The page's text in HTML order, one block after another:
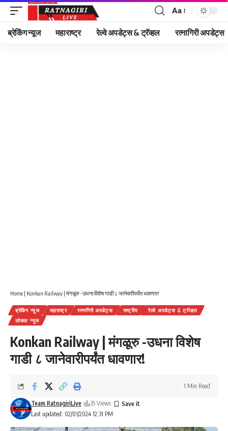
Font
Resizer
Aa
ब्रेकिंग न्यूज महाराष्ट्र रेल्वे अपडेट्स & ट्रॅव्हल रत्नागिरी अपडेट्स
Home | Konkan Railway | मंगळूरु -उधना विशेष गाडी ८ जानेवारीपर्यंत धावणार!
ब्रेकिंग न्यूज महाराष्ट्र रत्नागिरी अपडेट्स राष्ट्रीय
रेल्वे अपडेट्स & ट्रॅव्हल
लोकल न्यूज
Konkan Railway | मंगळूरु -उधना विशेष
गाडी ८ जानेवारीपर्यंत धावणार!
Last updated: 02/01/2024 12:31 PM
Team RatnagiriLive 35 Views
1 Min Read